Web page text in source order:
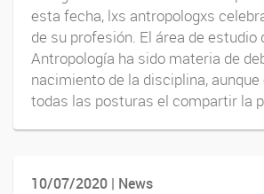
esta fecha, lxs antropologxs
de su profesión. El área de estudio
Antropología ha sido materia de
nacimiento de la disciplina,
todas las posturas el compartir la
10/07/2020 | News